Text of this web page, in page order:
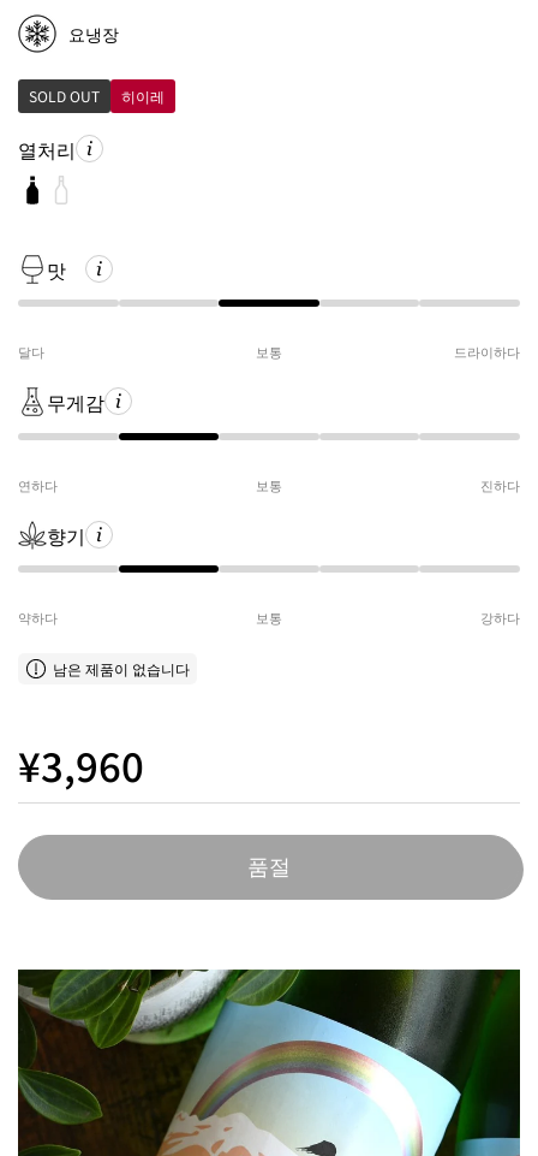
요냉장
SOLD OUT 히이레
열처리
맛
달다 보통 드라이하다
무게감
연하다 보통 진하다
향기
약하다 보통 강하다
남은 제품이 없습니다
¥3,960
품절